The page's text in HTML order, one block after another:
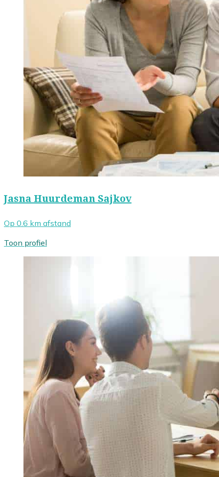
Jasna Huurdeman Sajkov
Op 0.6 km afstand
Toon profiel